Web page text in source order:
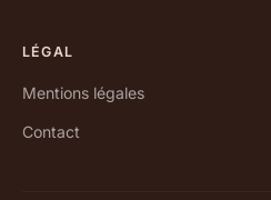
LÉGAL
Mentions légales
Contact